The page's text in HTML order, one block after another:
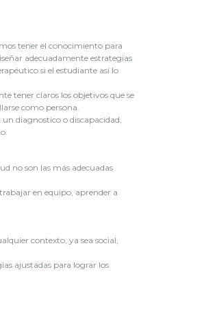
tener el conocimiento para
adecuadamente estrategias
si el estudiante así lo
tener claros los objetivos que se
como persona.
diagnostico o discapacidad,
no son las más adecuadas
en equipo, aprender a
contexto, ya sea social,
ajustadas para lograr los